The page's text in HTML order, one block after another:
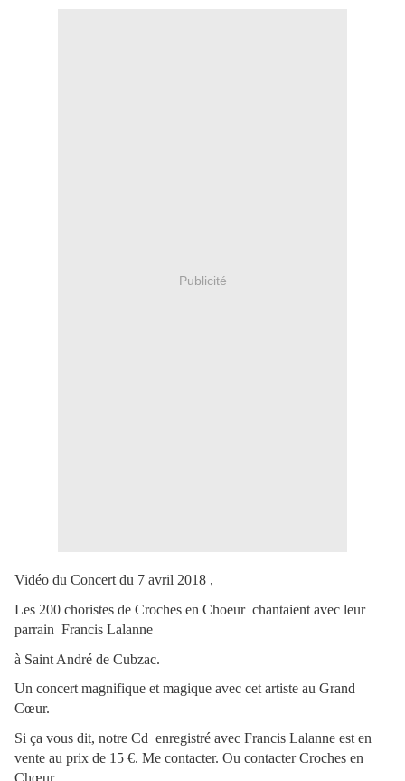
Publicité
Vidéo du Concert du 7 avril 2018 ,
Les 200 choristes de Croches en Choeur chantaient avec leur
parrain Francis Lalanne
à Saint André de Cubzac.
Un concert magnifique et magique avec cet artiste au Grand
Cœur.
Si ça vous dit, notre Cd enregistré avec Francis Lalanne est en
vente au prix de 15 €. Me contacter. Ou contacter Croches en
Chœur.